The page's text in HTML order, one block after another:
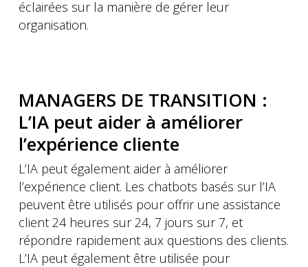
éclairées sur la manière de gérer leur
organisation.
MANAGERS DE TRANSITION :
L’IA peut aider à améliorer
l’expérience cliente
L’IA peut également aider à améliorer
l’expérience client. Les chatbots basés sur l’IA
peuvent être utilisés pour offrir une assistance
client 24 heures sur 24, 7 jours sur 7, et
répondre rapidement aux questions des clients.
L’IA peut également être utilisée pour